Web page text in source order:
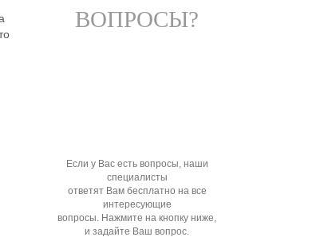
ВОПРОСЫ?
Если у Вас есть вопросы, наши
специалисты
ответят Вам бесплатно на все
интересующие
вопросы. Нажмите на кнопку ниже,
и задайте Ваш вопрос.